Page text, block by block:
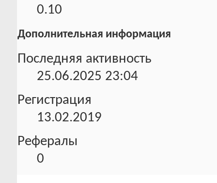
0.10
Дополнительная информация
Последняя активность
25.06.2025 23:04
Регистрация
13.02.2019
Рефералы
0